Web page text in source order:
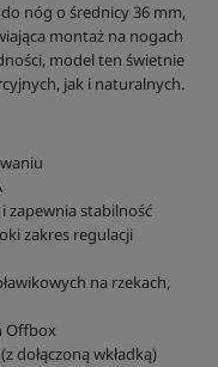
nóg o średnicy 36 mm,
montaż na nogach
model ten świetnie
jak i naturalnych.
zapewnia stabilność
zakres regulacji
na rzekach,
Offbox
dołączoną wkładką)